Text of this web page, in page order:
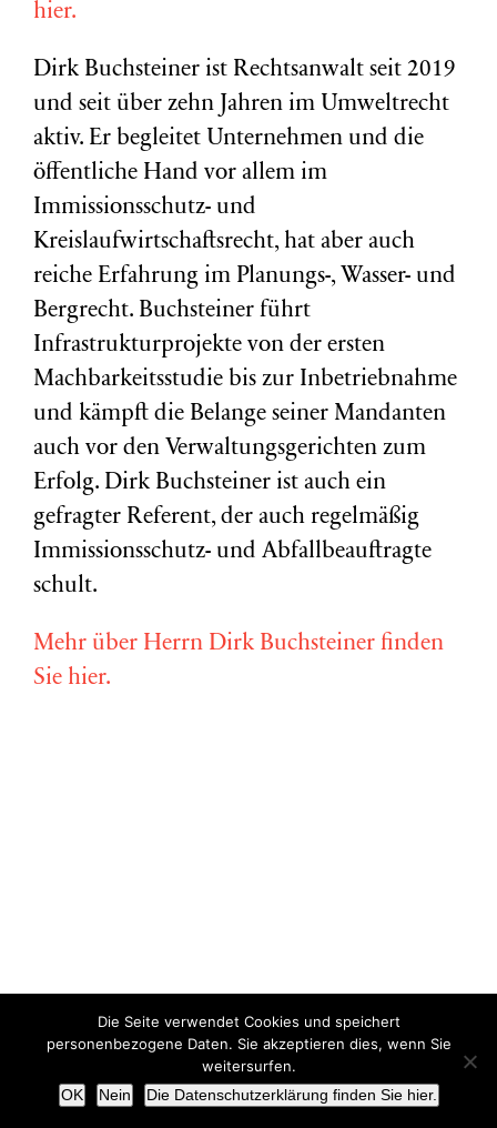
hier.
Dirk Buchsteiner ist Rechtsanwalt seit 2019
und seit über zehn Jahren im Umweltrecht
aktiv. Er begleitet Unternehmen und die
öffentliche Hand vor allem im
Immissionsschutz- und
Kreislaufwirtschaftsrecht, hat aber auch
reiche Erfahrung im Planungs-, Wasser- und
Bergrecht. Buchsteiner führt
Infrastrukturprojekte von der ersten
Machbarkeitsstudie bis zur Inbetriebnahme
und kämpft die Belange seiner Mandanten
auch vor den Verwaltungsgerichten zum
Erfolg. Dirk Buchsteiner ist auch ein
gefragter Referent, der auch regelmäßig
Immissionsschutz- und Abfallbeauftragte
schult.
Mehr über Herrn Dirk Buchsteiner finden
Sie hier.
Copyright © Miriam Vollmer 2018-2022 |Impressum|Datenschutz
X
Die Seite verwendet Cookies und speichert
personenbezogene Daten. Sie akzeptieren dies, wenn Sie
weitersurfen.
OK
Nein Die Datenschutzerklärung finden Sie hier.